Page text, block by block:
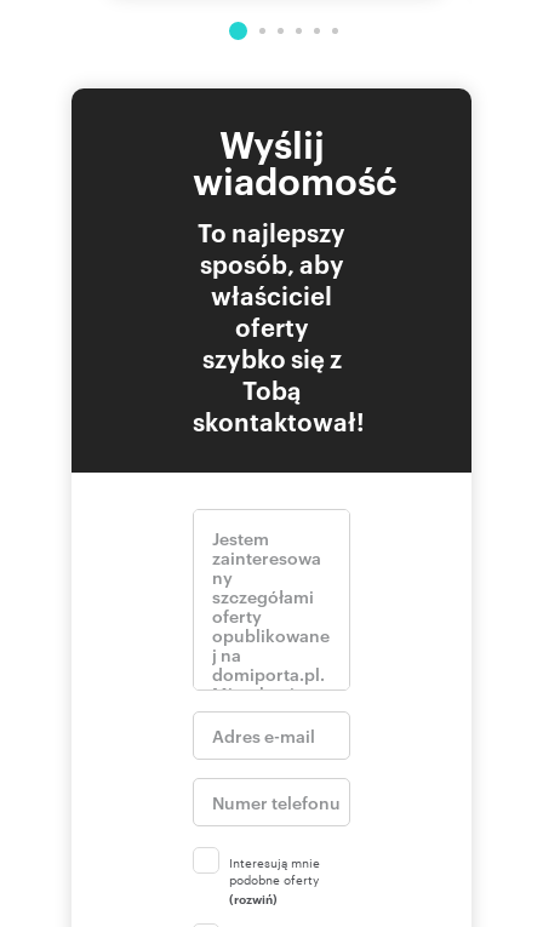
zapytaj o szczegóły.
Numer oferty: 1A1F4205Wyślij
wiadomość
To najlepszy
sposób, aby
właściciel
oferty
szybko się z
Tobą
skontaktował!
Interesują mnie
podobne oferty
(rozwiń)